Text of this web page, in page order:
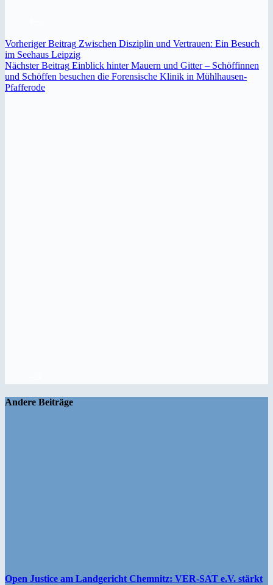
VorherigerBeitrag Zwischen Disziplin und Vertrauen: Ein Besuch
im Seehaus Leipzig
NächsterBeitrag Einblick hinter Mauern und Gitter – Schöffinnen
und Schöffen besuchen die Forensische Klinik in Mühlhausen-
Pfafferode
Andere Beiträge
Open Justice am Landgericht Chemnitz: VER-SAT e.V. stärkt